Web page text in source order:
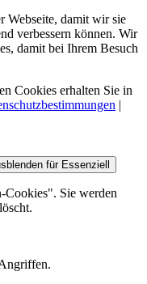
Webseite, damit wir sie
verbessern können. Wir
damit bei Ihrem Besuch
Cookies erhalten Sie in
|
für Essenziell
Cookies". Sie werden